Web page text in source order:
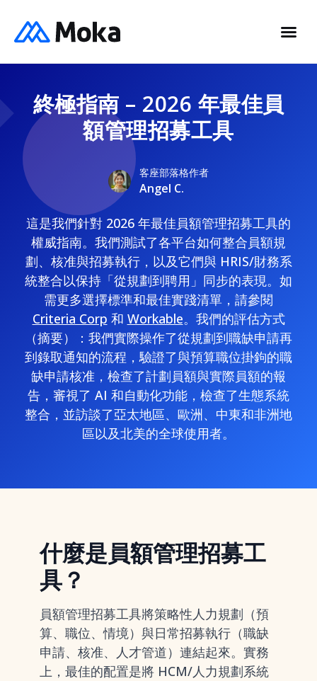
終極指南 – 2026 年最佳員
額管理招募工具
客座部落格作者
Angel C.
這是我們針對 2026 年最佳員額管理招募工具的
權威指南。我們測試了各平台如何整合員額規
劃、核准與招募執行，以及它們與 HRIS/財務系
統整合以保持「從規劃到聘用」同步的表現。如
需更多選擇標準和最佳實踐清單，請參閱
Criteria Corp 和 Workable。我們的評估方式
（摘要）：我們實際操作了從規劃到職缺申請再
到錄取通知的流程，驗證了與預算職位掛鉤的職
缺申請核准，檢查了計劃員額與實際員額的報
告，審視了 AI 和自動化功能，檢查了生態系統
整合，並訪談了亞太地區、歐洲、中東和非洲地
區以及北美的全球使用者。
什麼是員額管理招募工
具？
員額管理招募工具將策略性人力規劃（預
算、職位、情境）與日常招募執行（職缺
申請、核准、人才管道）連結起來。實務
上，最佳的配置是將 HCM/人力規劃系統